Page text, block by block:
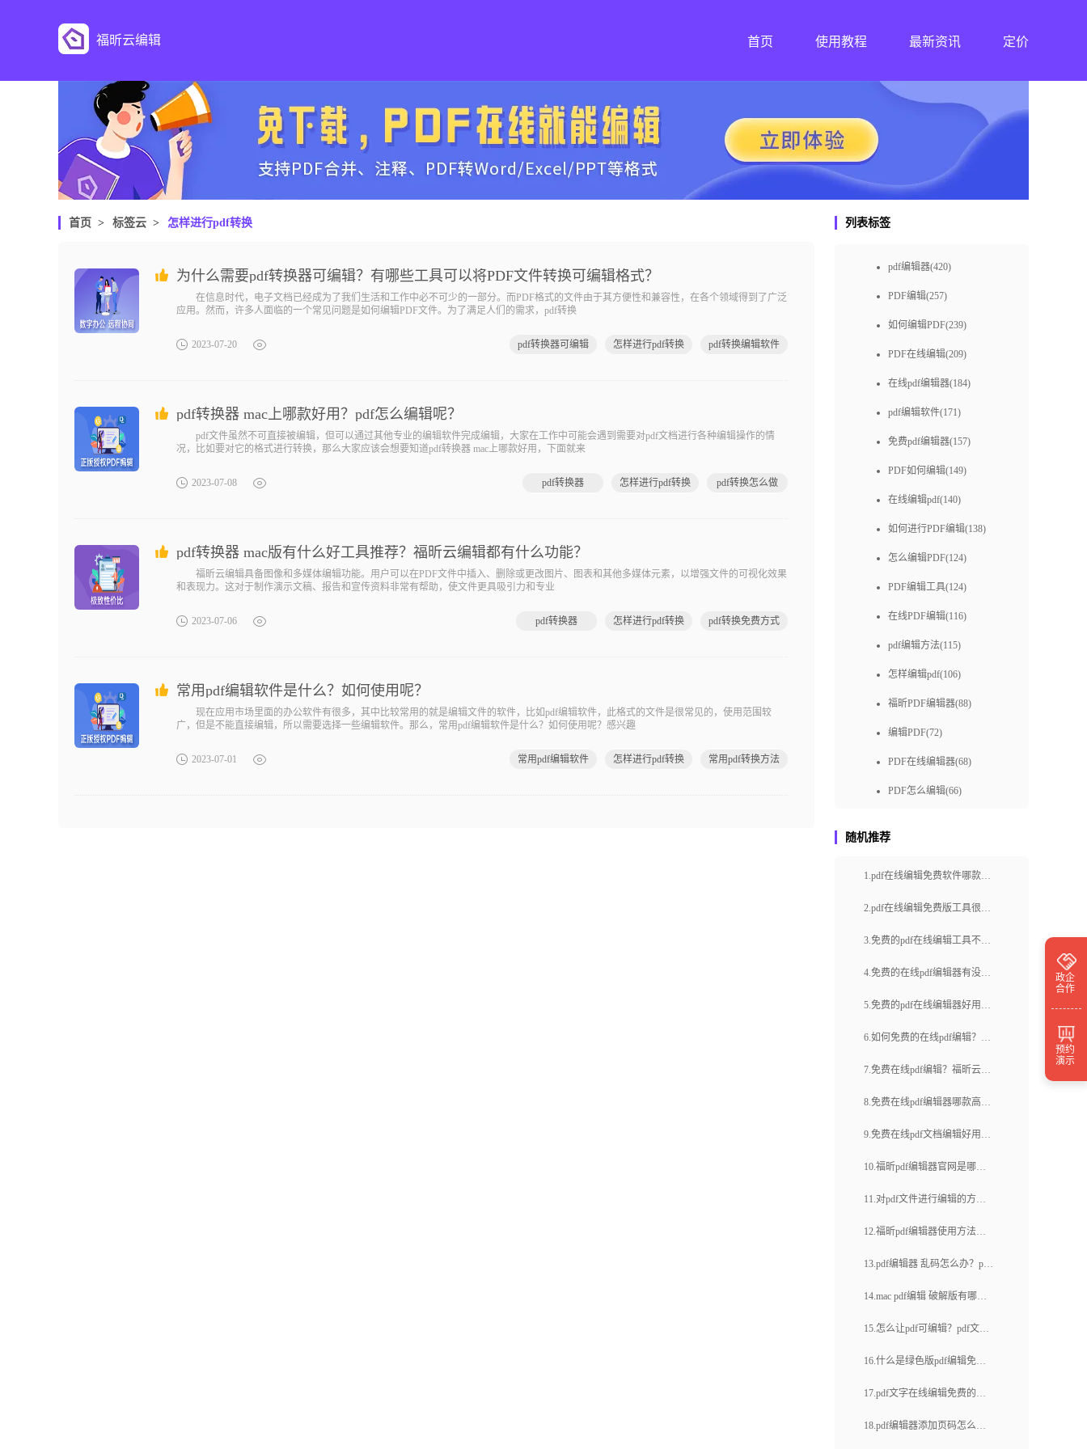
福昕云编辑 首页 使用教程 最新资讯 定价
首页 > 标签云 > 怎样进行pdf转换
为什么需要pdf转换器可编辑？有哪些工具可以将PDF文件转换可编辑格式？
在信息时代，电子文档已经成为了我们生活和工作中必不可少的一部分。而PDF格式的文件由于其方便性和兼容性，在各个领域得到了广泛
应用。然而，许多人面临的一个常见问题是如何编辑PDF文件。为了满足人们的需求，pdf转换
2023-07-20 pdf转换器可编辑 怎样进行pdf转换 pdf转换编辑软件
pdf转换器 mac上哪款好用？pdf怎么编辑呢？
pdf文件虽然不可直接被编辑，但可以通过其他专业的编辑软件完成编辑，大家在工作中可能会遇到需要对pdf文档进行各种编辑操作的情
况，比如要对它的格式进行转换，那么大家应该会想要知道pdf转换器 mac上哪款好用，下面就来
2023-07-08 pdf转换器 怎样进行pdf转换 pdf转换怎么做
pdf转换器 mac版有什么好工具推荐？福昕云编辑都有什么功能？
福昕云编辑具备图像和多媒体编辑功能。用户可以在PDF文件中插入、删除或更改图片、图表和其他多媒体元素，以增强文件的可视化效果
和表现力。这对于制作演示文稿、报告和宣传资料非常有帮助，使文件更具吸引力和专业
2023-07-06 pdf转换器 怎样进行pdf转换 pdf转换免费方式
常用pdf编辑软件是什么？如何使用呢？
现在应用市场里面的办公软件有很多，其中比较常用的就是编辑文件的软件，比如pdf编辑软件，此格式的文件是很常见的，使用范围较
广，但是不能直接编辑，所以需要选择一些编辑软件。那么，常用pdf编辑软件是什么？如何使用呢？感兴趣
2023-07-01 常用pdf编辑软件 怎样进行pdf转换 常用pdf转换方法
列表标签
pdf编辑器(420)
PDF编辑(257)
如何编辑PDF(239)
PDF在线编辑(209)
在线pdf编辑器(184)
pdf编辑软件(171)
免费pdf编辑器(157)
PDF如何编辑(149)
在线编辑pdf(140)
如何进行PDF编辑(138)
怎么编辑PDF(124)
PDF编辑工具(124)
在线PDF编辑(116)
pdf编辑方法(115)
怎样编辑pdf(106)
福昕PDF编辑器(88)
编辑PDF(72)
PDF在线编辑器(68)
PDF怎么编辑(66)
pdf编辑器免费下载(50)
福昕pdf编辑器下载(49)
pdf编辑方式(48)
快速编辑pdf(48)
福昕pdf下载(38)
随机推荐
1.pdf在线编辑免费软件哪款高
效？pdf文档怎么进行排版？
2.pdf在线编辑免费版工具很难
找吗？怎么在线编辑文档内
3.免费的pdf在线编辑工具不好
找吗？怎么编辑内容？
4.免费的在线pdf编辑器有没有
靠谱的？怎么在线编辑文档内
5.免费的pdf在线编辑器好用
吗？怎样使用pdf在线编辑器？
6.如何免费的在线pdf编辑？pdf
文档线上办公有什么优势？
7.免费在线pdf编辑？福昕云编
辑的使用方法有哪些？
8.免费在线pdf编辑器哪款高
效？pdf文档怎样旋转页面？
9.免费在线pdf文档编辑好用
吗？pdf文档编辑密码怎么解
10.福昕pdf编辑器官网是哪
个？如何在pdf上编辑文字？
11.对pdf文件进行编辑的方法
是怎样的？如何裁剪pdf页面？
12.福昕pdf编辑器使用方法是
怎样的？在线压缩pdf有哪些优
13.pdf编辑器 乱码怎么办？pdf
文件可以直接修改和编辑？
14.mac pdf编辑 破解版有哪些
特色？mac上怎么压缩pdf？
15.怎么让pdf可编辑？pdf文档
怎么涂掉里面的一些字？
16.什么是绿色版pdf编辑免安
装？如何在线编辑PDF文件？
17.pdf文字在线编辑免费的好
用吗？pdf删除页面后该怎么添
18.pdf编辑器添加页码怎么操
政企
合作
预约
演示